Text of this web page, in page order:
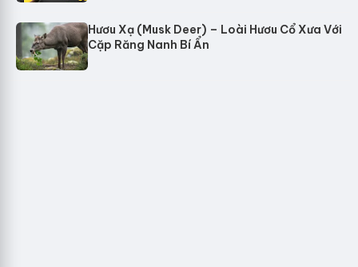
Hươu Xạ (Musk Deer) – Loài Hươu Cổ Xưa Với
Cặp Răng Nanh Bí Ẩn